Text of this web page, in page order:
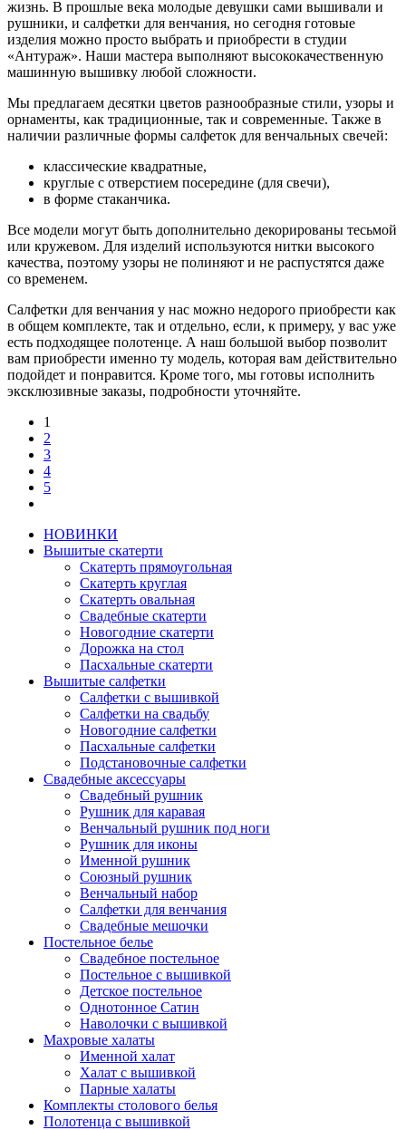
жизнь. В прошлые века молодые девушки сами вышивали и
рушники, и салфетки для венчания, но сегодня готовые
изделия можно просто выбрать и приобрести в студии
«Антураж». Наши мастера выполняют высококачественную
машинную вышивку любой сложности.
Мы предлагаем десятки цветов разнообразные стили, узоры и
орнаменты, как традиционные, так и современные. Также в
наличии различные формы салфеток для венчальных свечей:
классические квадратные,
круглые с отверстием посередине (для свечи),
в форме стаканчика.
Все модели могут быть дополнительно декорированы тесьмой
или кружевом. Для изделий используются нитки высокого
качества, поэтому узоры не полиняют и не распустятся даже
со временем.
Салфетки для венчания у нас можно недорого приобрести как
в общем комплекте, так и отдельно, если, к примеру, у вас уже
есть подходящее полотенце. А наш большой выбор позволит
вам приобрести именно ту модель, которая вам действительно
подойдет и понравится. Кроме того, мы готовы исполнить
эксклюзивные заказы, подробности уточняйте.
1
2
3
4
5
НОВИНКИ
Вышитые скатерти
Скатерть прямоугольная
Скатерть круглая
Скатерть овальная
Свадебные скатерти
Новогодние скатерти
Дорожка на стол
Пасхальные скатерти
Вышитые салфетки
Салфетки с вышивкой
Салфетки на свадьбу
Новогодние салфетки
Пасхальные салфетки
Подстановочные салфетки
Свадебные аксессуары
Свадебный рушник
Рушник для каравая
Венчальный рушник под ноги
Рушник для иконы
Именной рушник
Союзный рушник
Венчальный набор
Салфетки для венчания
Свадебные мешочки
Постельное белье
Свадебное постельное
Постельное с вышивкой
Детское постельное
Однотонное Сатин
Наволочки с вышивкой
Махровые халаты
Именной халат
Халат с вышивкой
Парные халаты
Комплекты столового белья
Полотенца с вышивкой